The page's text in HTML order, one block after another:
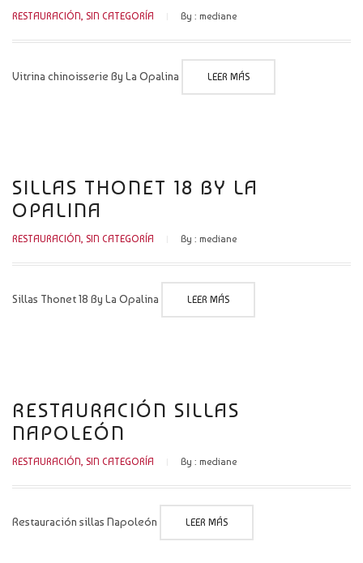
RESTAURACIÓN, SIN CATEGORÍA By : mediane
Vitrina chinoisserie By La Opalina LEER MÁS
SILLAS THONET 18 BY LA
OPALINA
RESTAURACIÓN, SIN CATEGORÍA By : mediane
Sillas Thonet 18 By La Opalina LEER MÁS
RESTAURACIÓN SILLAS
NAPOLEÓN
RESTAURACIÓN, SIN CATEGORÍA By : mediane
Restauración sillas Napoleón LEER MÁS